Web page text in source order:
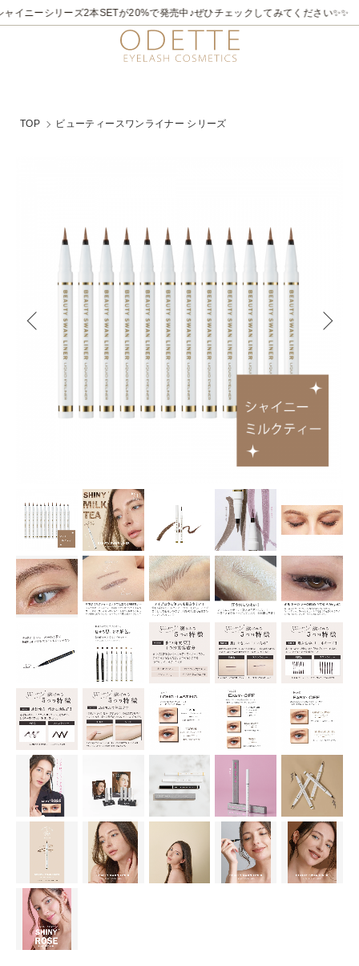
2026/7/21～8/31✨✨煌めく夏。ラメライナーキャンペーン♪ 夏季限定でビ
TOP ビューティースワンライナー シリーズ